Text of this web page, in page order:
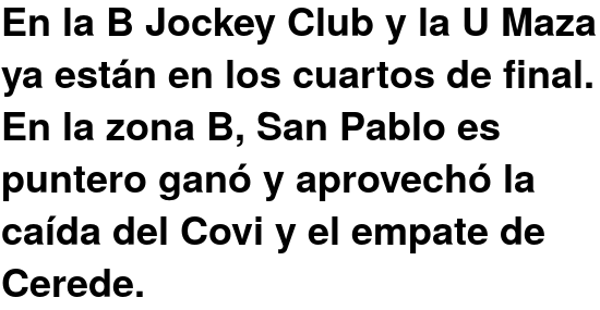
En la B Jockey Club y la U Maza
ya están en los cuartos de final.
En la zona B, San Pablo es
puntero ganó y aprovechó la
caída del Covi y el empate de
Cerede.